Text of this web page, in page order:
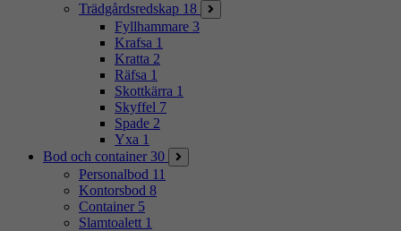
Trädgårdsredskap 18
Fyllhammare 3
Krafsa 1
Kratta 2
Räfsa 1
Skottkärra 1
Skyffel 7
Spade 2
Yxa 1
Bod och container 30
Personalbod 11
Kontorsbod 8
Container 5
Slamtoalett 1